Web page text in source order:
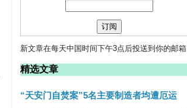
新文章在每天中国时间下午3点后投送到你的邮箱
精选文章
“天安门自焚案”5名主要制造者均遭厄运